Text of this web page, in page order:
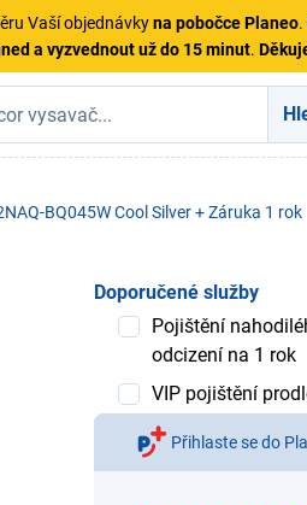
Vaší objednávkyna pobočce Planeo.
a vyzvednout už do 15 minut.
BQ045W Cool Silver + Záruka 1 rok
Doporučené služby
Pojištění
odcizení na 1 rok
VIP pojištění
Přihlaste se do